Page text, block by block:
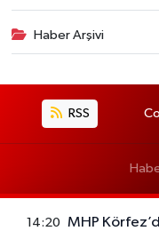
Haber Arşivi
RSS
14:20 MHP